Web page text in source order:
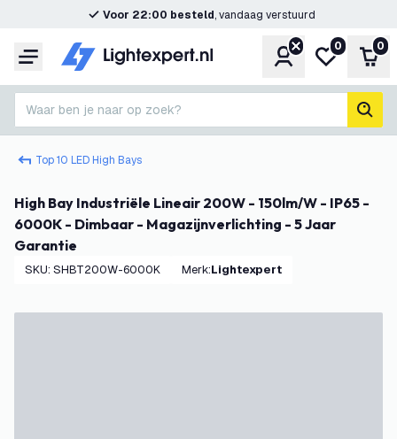
Voor 22:00 besteld, vandaag verstuurd
Menu Account
Mijn
0 0
Waar ben je naar op zoek?
Top 10 LED High Bays
High Bay Industriële Lineair 200W - 150lm/W - IP65 -
6000K - Dimbaar - Magazijnverlichting - 5 Jaar
Garantie
SKU: SHBT200W-6000K Merk: Lightexpert